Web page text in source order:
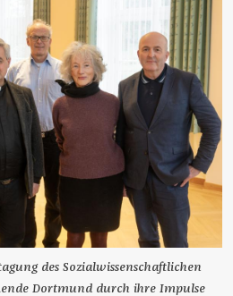
des Sozialwissenschaftlichen
Dortmund durch ihre Impulse